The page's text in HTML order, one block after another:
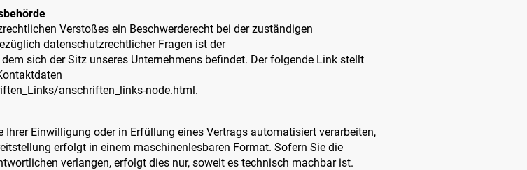
Verstoßes ein Beschwerderecht bei der zuständigen
datenschutzrechtlicher Fragen ist der
sich der Sitz unseres Unternehmens befindet. Der folgende Link stellt
anschriften_links-node.html.
Einwilligung oder in Erfüllung eines Vertrags automatisiert verarbeiten,
erfolgt in einem maschinenlesbaren Format. Sofern Sie die
verlangen, erfolgt dies nur, soweit es technisch machbar ist.